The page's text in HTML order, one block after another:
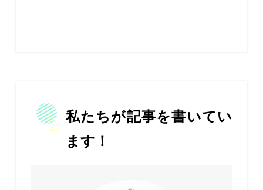
私たちが記事を書いてい
ます！